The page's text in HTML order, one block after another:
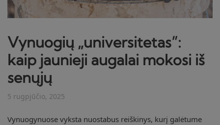
Vynuogių „universitetas”:
kaip jaunieji augalai mokosi iš
senųjų
5 rugpjūčio, 2025
Vynuogynuose vyksta nuostabus reiškinys, kurį galėtume